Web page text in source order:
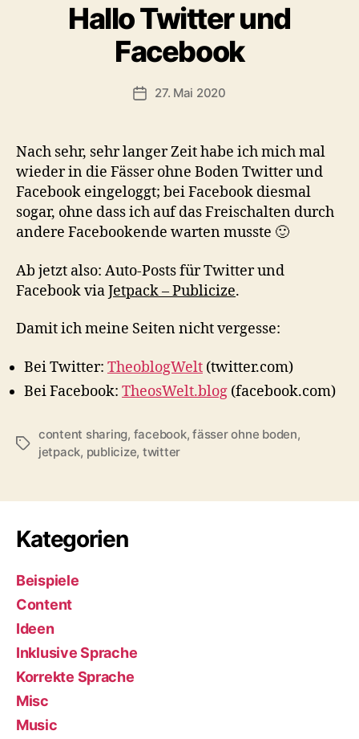
Hallo Twitter und
Facebook
Veröffentlichungsdatum
27. Mai 2020
Nach sehr, sehr langer Zeit habe ich mich mal
wieder in die Fässer ohne Boden Twitter und
Facebook eingeloggt; bei Facebook diesmal
sogar, ohne dass ich auf das Freischalten durch
andere Facebookende warten musste 🙂
Ab jetzt also: Auto-Posts für Twitter und
Facebook viaJetpack – Publicize.
Damit ich meine Seiten nicht vergesse:
Bei Twitter: TheoblogWelt (twitter.com)
Bei Facebook: TheosWelt.blog (facebook.com)
Schlagwörter
content sharing, facebook,fässer ohne boden,
jetpack, publicize, twitter
Kategorien
Beispiele
Content
Ideen
Inklusive Sprache
Korrekte Sprache
Misc
Music